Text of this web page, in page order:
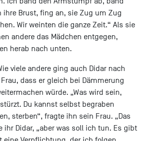
ihre Brust, fing an, sie Zug um Zug
Wir weinten die ganze Zeit.“ Als sie
andere das Mädchen entgegen,
herab nach unten.
viele andere ging auch Didar nach
dass er gleich bei Dämmerung
würde. „Was wird sein,
Du kannst selbst begraben
sterben“, fragte ihn sein Frau. „Das
ihr Didar, „aber was soll ich tun. Es gibt